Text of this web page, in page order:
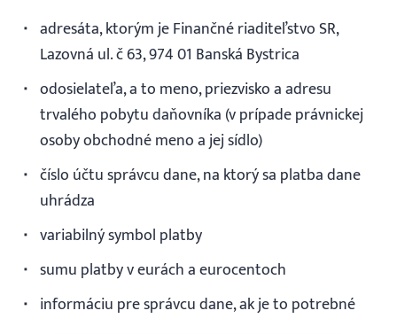
adresáta, ktorým je Finančné riaditeľstvo SR,
Lazovná ul. č 63, 974 01 Banská Bystrica
odosielateľa, a to meno, priezvisko a adresu
trvalého pobytu daňovníka (v prípade právnickej
osoby obchodné meno a jej sídlo)
číslo účtu správcu dane, na ktorý sa platba dane
uhrádza
variabilný symbol platby
sumu platby v eurách a eurocentoch
informáciu pre správcu dane, ak je to potrebné